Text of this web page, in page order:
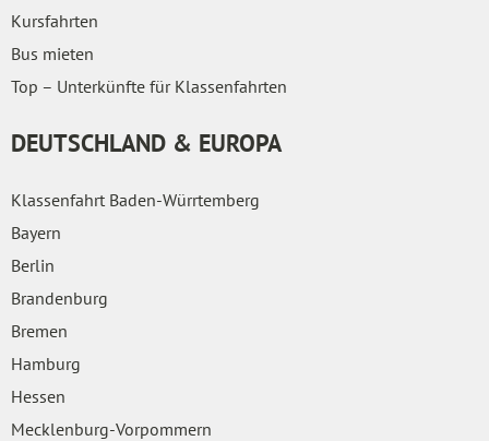
Kursfahrten
Bus mieten
Top – Unterkünfte für Klassenfahrten
DEUTSCHLAND & EUROPA
Klassenfahrt Baden-Würrtemberg
Bayern
Berlin
Brandenburg
Bremen
Hamburg
Hessen
Mecklenburg-Vorpommern